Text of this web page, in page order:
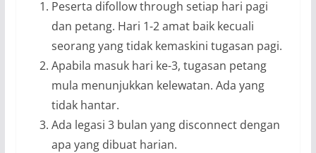
Peserta difollow through setiap hari pagi
dan petang. Hari 1-2 amat baik kecuali
seorang yang tidak kemaskini tugasan pagi.
Apabila masuk hari ke-3, tugasan petang
mula menunjukkan kelewatan. Ada yang
tidak hantar.
Ada legasi 3 bulan yang disconnect dengan
apa yang dibuat harian.